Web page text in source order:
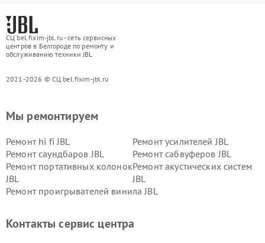
СЦ bel.fixim-jbl.ru - сеть сервисных
центров в Белгороде по ремонту и
обслуживанию техники JBL
2021-2026 © СЦ bel.fixim-jbl.ru
Мы ремонтируем
Ремонт hi fi JBL
Ремонт усилителей JBL
Ремонт саундбаров JBL
Ремонт сабвуферов JBL
Ремонт портативных колонок
JBL
Ремонт акустических систем
JBL
Ремонт проигрывателей винила JBL
Контакты сервис центра